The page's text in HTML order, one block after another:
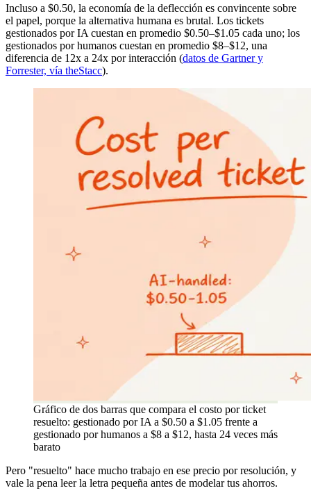
Incluso a $0.50, la economía de la deflección es convincente sobre
el papel, porque la alternativa humana es brutal. Los tickets
gestionados por IA cuestan en promedio $0.50–$1.05 cada uno; los
gestionados por humanos cuestan en promedio $8–$12, una
diferencia de 12x a 24x por interacción (datos de Gartner y
Forrester, vía theStacc).
Gráfico de dos barras que compara el costo por ticket
resuelto: gestionado por IA a $0.50 a $1.05 frente a
gestionado por humanos a $8 a $12, hasta 24 veces más
barato
Pero "resuelto" hace mucho trabajo en ese precio por resolución, y
vale la pena leer la letra pequeña antes de modelar tus ahorros.